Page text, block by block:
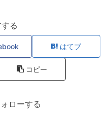
る
はてブ
コピー
ローする